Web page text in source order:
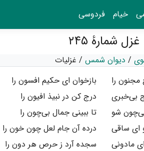
خیام فردوسی
غزل شمارهٔ ۲۴۵
/ دیوان شمس / غزلیات
مجنون را
بازخوان ای حکیم افسون را
بی‌خبری
درج کن در نبیذ افیون را
شو
تا ببینی جمال بی‌چون را
ای ساقی
درده آن جام لعل چون خون را
مادونی
سجده آرد ز حرص هر دون را